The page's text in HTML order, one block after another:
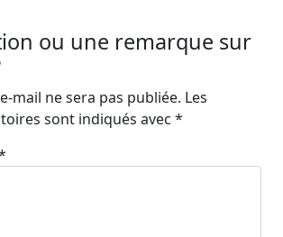
ou une remarque sur
mail ne sera pas publiée. Les
sont indiqués avec *